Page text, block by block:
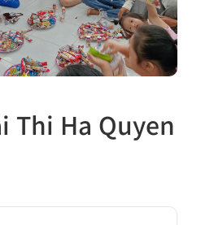
Thi Ha Quyen